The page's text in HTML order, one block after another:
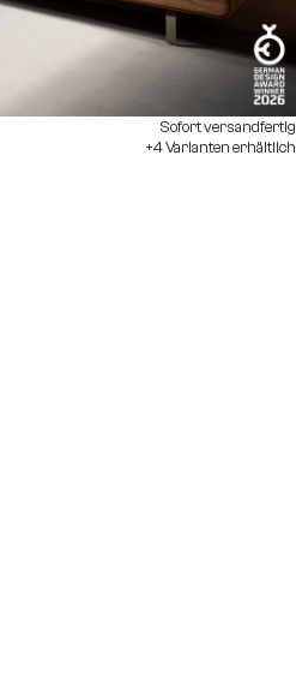
Sofort versandfertig
+4 Varianten erhältlich